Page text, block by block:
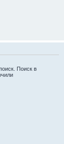
Поиск в